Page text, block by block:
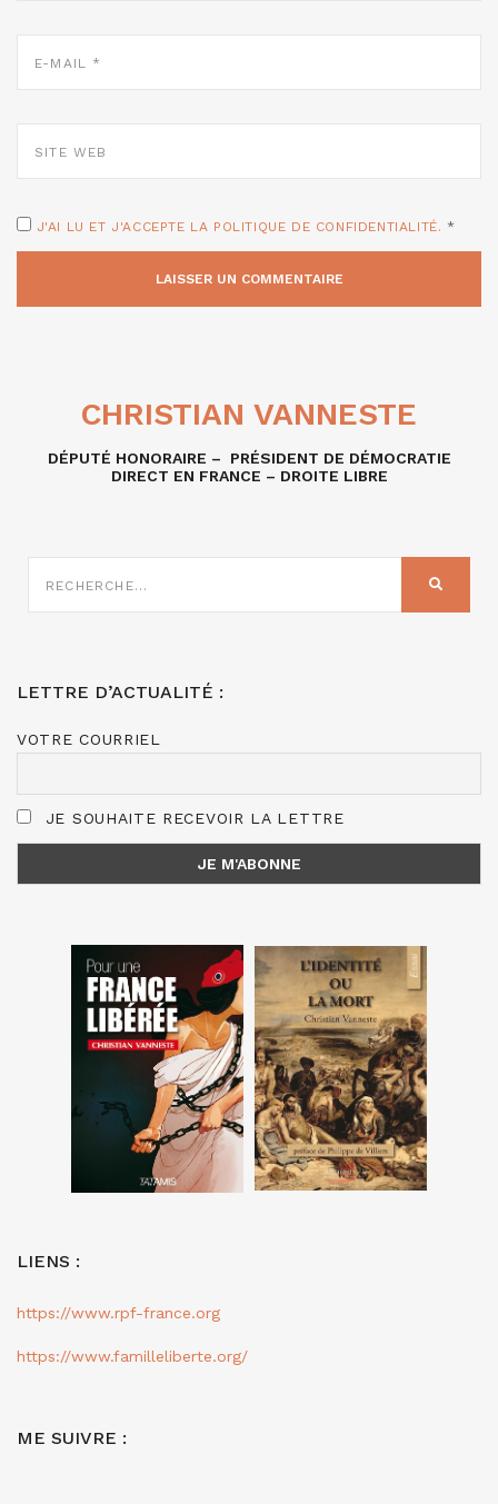
MAIL
WEB
J'AI LU ET J'ACCEPTE LA POLITIQUE DE CONFIDENTIALITÉ. *
CHRISTIAN VANNESTE
DÉPUTÉ HONORAIRE – PRÉSIDENT DE DÉMOCRATIE
DIRECT EN FRANCE – DROITE LIBRE
SUR
LETTRE D’ACTUALITÉ :
VOTRE COURRIEL
JE SOUHAITE RECEVOIR LA LETTRE
LIENS :
https://www.rpf-france.org
https://www.familleliberte.org/
ME SUIVRE :